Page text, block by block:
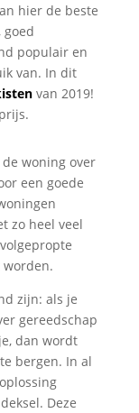
hier de beste
populair en
van. In dit
van 2019!
woning over
een goede
zo heel veel
zijn: als je
gereedschap
dan wordt
bergen. In al
Deze